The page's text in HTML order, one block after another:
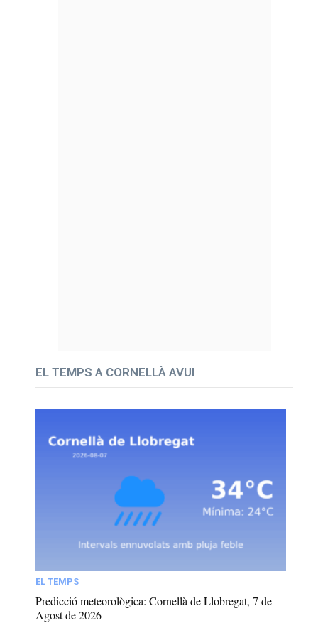
EL TEMPS A CORNELLÀ AVUI
EL TEMPS
Predicció meteorològica: Cornellà de Llobregat, 7 de
Agost de 2026